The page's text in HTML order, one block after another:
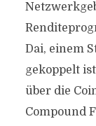
Dai, einem
gekoppelt
über die
Compound